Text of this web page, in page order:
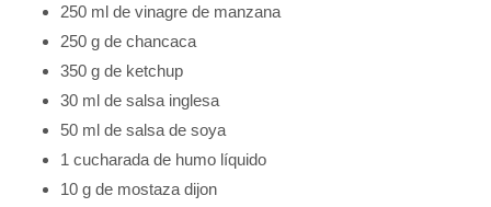
250 ml de vinagre de manzana
250 g de chancaca
350 g de ketchup
30 ml de salsa inglesa
50 ml de salsa de soya
1 cucharada de humo líquido
10 g de mostaza dijon